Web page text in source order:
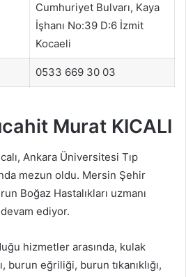
Cumhuriyet Bulvarı, Kaya
İşhanı No:39 D:6 İzmit
Kocaeli
0533 669 30 03
Murat KICALI
Ankara Üniversitesi Tıp
mezun oldu. Mersin Şehir
Boğaz Hastalıkları uzmanı
ediyor.
hizmetler arasında, kulak
burun eğriliği, burun tıkanıklığı,